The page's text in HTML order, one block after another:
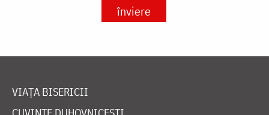
înviere
VIAȚA BISERICII